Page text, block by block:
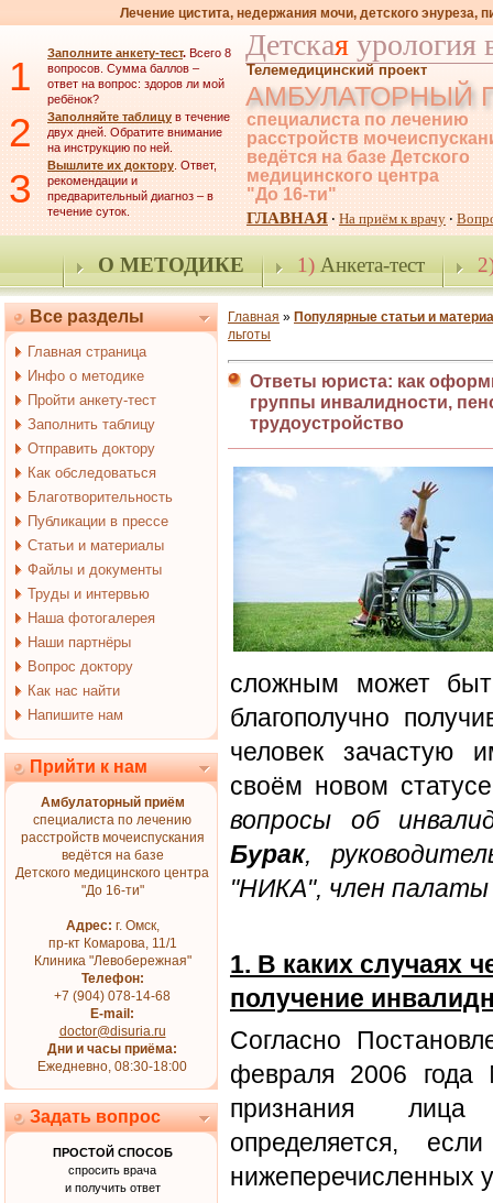
Лечение цистита, недержания мочи, детского энуреза,
1 Заполните анкету-тест. Всего 8
вопросов. Сумма баллов –
ответ на вопрос: здоров ли мой
ребёнок?
2 Заполняйте таблицу в течение
двух дней. Обратите внимание
на инструкцию по ней.
3 Вышлите их доктору. Ответ,
рекомендации и
предварительный диагноз – в
течение суток.
Детская урология
Телемедицинский проект
АМБУЛАТОРНЫЙ
специалиста по лечению
расстройств
ведётся на базе Детского
медицинского центра
"До 16-ти"
ГЛАВНАЯ · На приём к врачу ·
О МЕТОДИКЕ 1)Анкета-тест
Все разделы
Главная страница
Инфо о методике
Пройти анкету-тест
Заполнить таблицу
Отправить доктору
Как обследоваться
Благотворительность
Публикации в прессе
Статьи и материалы
Файлы и документы
Труды и интервью
Наша фотогалерея
Наши партнёры
Вопрос доктору
Как нас найти
Напишите нам
Прийти к нам
Амбулаторный приём
специалиста по лечению
расстройств мочеиспускания
ведётся на базе
Детского медицинского центра
"До 16-ти"
Адрес: г. Омск,
пр-кт Комарова, 11/1
Клиника "Левобережная"
Телефон:
+7 (904) 078-14-68
E-mail:
doctor@disuria.ru
Дни и часы приёма:
Ежедневно, 08:30-18:00
Задать вопрос
ПРОСТОЙ СПОСОБ
спросить врача
и получить ответ
Главная » Популярные статьи и
льготы
Ответы юриста: как
группы инвалидности,
трудоустройство
сложным может
благополучно
человек зачастую
своём новом
вопросы об
Бурак,
"НИКА", член
1. В каких случаях
получение
Согласно
февраля 2006
признания лица
определяется,
нижеперечисленных